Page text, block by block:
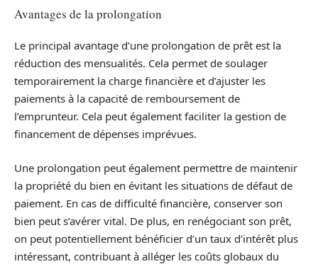
Avantages de la prolongation
Le principal avantage d’une prolongation de prêt est la
réduction des mensualités. Cela permet de soulager
temporairement la charge financière et d’ajuster les
paiements à la capacité de remboursement de
l’emprunteur. Cela peut également faciliter la gestion de
financement de dépenses imprévues.
Une prolongation peut également permettre de maintenir
la propriété du bien en évitant les situations de défaut de
paiement. En cas de difficulté financière, conserver son
bien peut s’avérer vital. De plus, en renégociant son prêt,
on peut potentiellement bénéficier d’un taux d’intérêt plus
intéressant, contribuant à alléger les coûts globaux du